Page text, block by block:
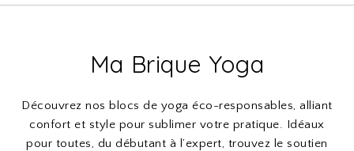
Ma Brique Yoga
Découvrez nos blocs de yoga éco-responsables, alliant
confort et style pour sublimer votre pratique. Idéaux
pour toutes, du débutant à l’expert, trouvez le soutien